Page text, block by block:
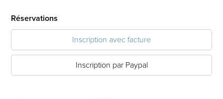
Réservations
Inscription avec facture
Inscription par Paypal